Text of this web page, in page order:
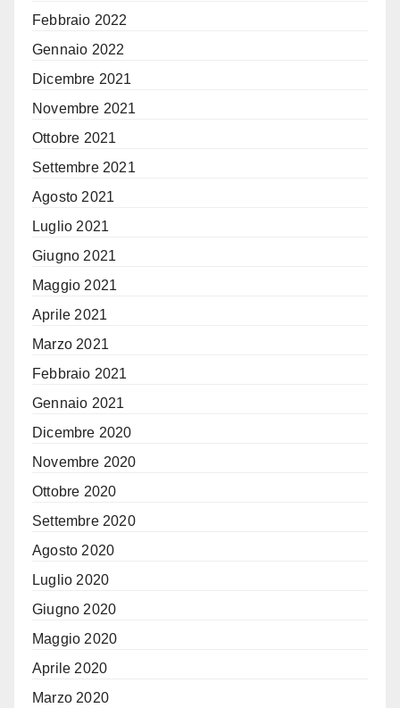
Febbraio 2022
Gennaio 2022
Dicembre 2021
Novembre 2021
Ottobre 2021
Settembre 2021
Agosto 2021
Luglio 2021
Giugno 2021
Maggio 2021
Aprile 2021
Marzo 2021
Febbraio 2021
Gennaio 2021
Dicembre 2020
Novembre 2020
Ottobre 2020
Settembre 2020
Agosto 2020
Luglio 2020
Giugno 2020
Maggio 2020
Aprile 2020
Marzo 2020